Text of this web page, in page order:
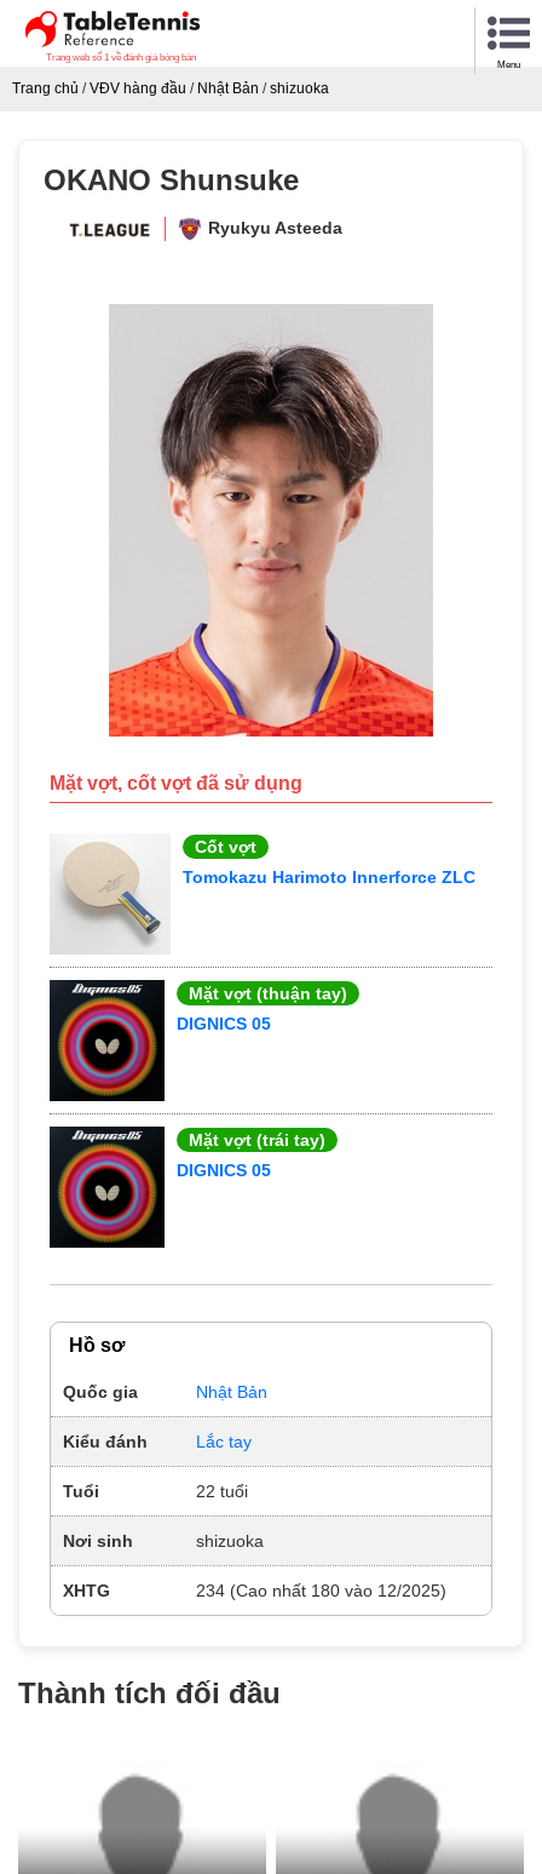
Trang web số 1 về đánh giá bóng bàn
Menu
Trang chủ /VĐV hàng đầu / Nhật Bản /shizuoka
OKANO Shunsuke
Ryukyu Asteeda
Mặt vợt, cốt vợt đã sử dụng
Cốt vợt
Tomokazu Harimoto Innerforce ZLC
Mặt vợt (thuận tay)
DIGNICS 05
Mặt vợt (trái tay)
DIGNICS 05
Hồ sơ
Quốc gia Nhật Bản
Kiểu đánh Lắc tay
Tuổi 22 tuổi
Nơi sinh shizuoka
XHTG 234 (Cao nhất 180 vào 12/2025)
Thành tích đối đầu